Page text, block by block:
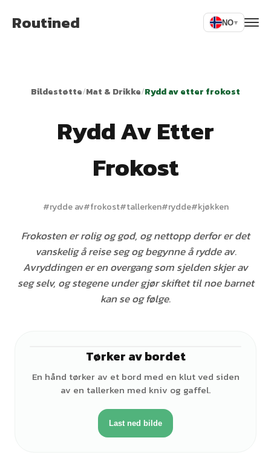
Routined NO▾
Bildestøtte/Mat & Drikke/Rydd av etter frokost
Rydd Av Etter
Frokost
#rydde av#frokost#tallerken#rydde#kjøkken
Frokosten er rolig og god, og nettopp derfor er det
vanskelig å reise seg og begynne å rydde av.
Avryddingen er en overgang som sjelden skjer av
seg selv, og stegene under gjør skiftet til noe barnet
kan se og følge.
Tørker av bordet
En hånd tørker av et bord med en klut ved siden
av en tallerken med kniv og gaffel.
Last ned bilde